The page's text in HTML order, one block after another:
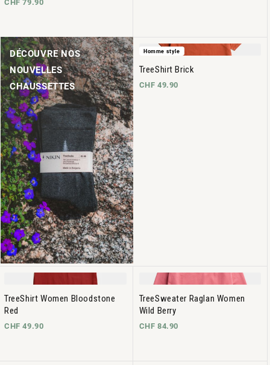
CHF 79.90
DÉCOUVRE NOS
NOUVELLES
CHAUSSETTES
Homme style
TreeShirt Brick
CHF 49.90
TreeShirt Women Bloodstone
Red
CHF 49.90
TreeSweater Raglan Women
Wild Berry
CHF 84.90